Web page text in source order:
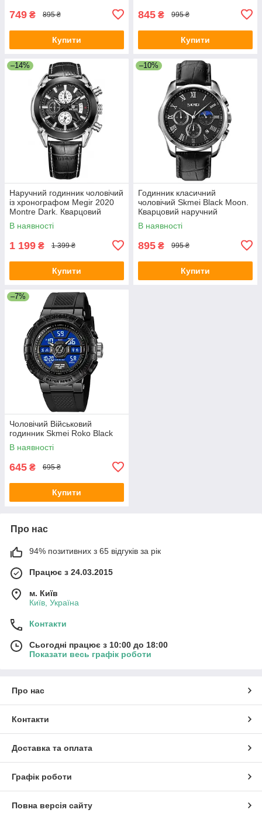
749 ₴ 895 ₴
Купити
845 ₴ 995 ₴
Купити
–14%
Наручний годинник чоловічий
із хронографом Megir 2020
Montre Dark. Кварцовий
годинник гарний
В наявності
1 199 ₴ 1 399 ₴
Купити
–10%
Годинник класичний
чоловічий Skmei Black Moon.
Кварцовий наручний
годинник
В наявності
895 ₴ 995 ₴
Купити
–7%
Чоловічий Військовий
годинник Skmei Roko Black
В наявності
645 ₴ 695 ₴
Купити
Про нас
94% позитивних з 65 відгуків за рік
Працює з 24.03.2015
м. Київ
Київ, Україна
Контакти
Сьогодні працює з 10:00 до 18:00
Показати весь графік роботи
Про нас
Контакти
Доставка та оплата
Графік роботи
Повна версія сайту